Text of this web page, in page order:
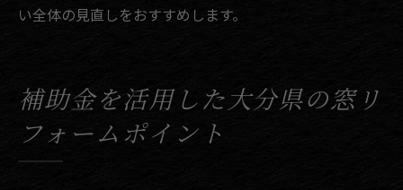
い全体の見直しをおすすめします。
補助金を活用した大分県の窓リ
フォームポイント